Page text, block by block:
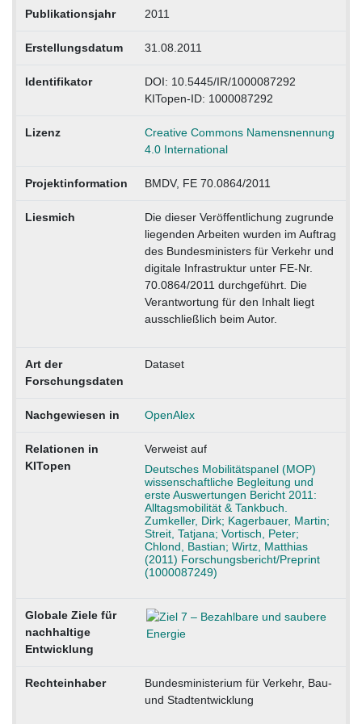
Publikationsjahr 2011
Erstellungsdatum 31.08.2011
Identifikator
DOI: 10.5445/IR/1000087292
KITopen-ID: 1000087292
Lizenz
Creative Commons Namensnennung
4.0 International
Projektinformation BMDV, FE 70.0864/2011
Liesmich
Die dieser Veröffentlichung zugrunde
liegenden Arbeiten wurden im Auftrag
des Bundesministers für Verkehr und
digitale Infrastruktur unter FE-Nr.
70.0864/2011 durchgeführt. Die
Verantwortung für den Inhalt liegt
ausschließlich beim Autor.
Art der
Forschungsdaten
Dataset
Nachgewiesen in OpenAlex
Relationen in
KITopen
Verweist auf
Deutsches Mobilitätspanel (MOP)
wissenschaftliche Begleitung und
erste Auswertungen Bericht 2011:
Alltagsmobilität & Tankbuch.
Zumkeller, Dirk; Kagerbauer, Martin;
Streit, Tatjana; Vortisch, Peter;
Chlond, Bastian; Wirtz, Matthias
(2011) Forschungsbericht/Preprint
(1000087249)
Globale Ziele für
nachhaltige
Entwicklung
Rechteinhaber
Bundesministerium für Verkehr, Bau-
und Stadtentwicklung